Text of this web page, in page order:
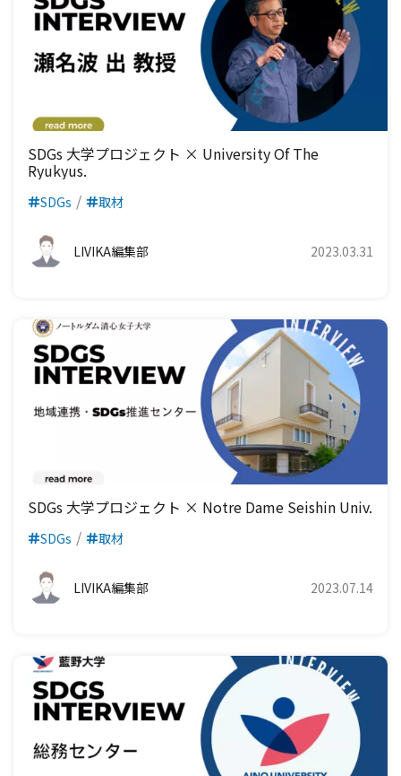
SDGs 大学プロジェクト × University Of The
Ryukyus.
SDGs 取材
LIVIKA編集部 2023.03.31
SDGs 大学プロジェクト × Notre Dame Seishin Univ.
SDGs 取材
LIVIKA編集部 2023.07.14